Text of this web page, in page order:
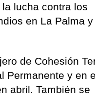
lucha contra los
en La Palma y
de Cohesión
Permanente y en
abril. También se